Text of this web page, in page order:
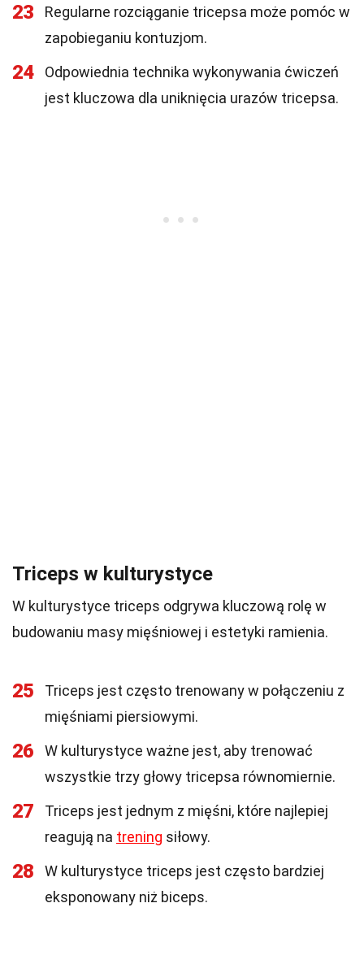
23
Regularne rozciąganie tricepsa może pomóc w
zapobieganiu kontuzjom.
24
Odpowiednia technika wykonywania ćwiczeń
jest kluczowa dla uniknięcia urazów tricepsa.
Triceps w kulturystyce
W kulturystyce triceps odgrywa kluczową rolę w
budowaniu masy mięśniowej i estetyki ramienia.
25
Triceps jest często trenowany w połączeniu z
mięśniami piersiowymi.
26
W kulturystyce ważne jest, aby trenować
wszystkie trzy głowy tricepsa równomiernie.
27
Triceps jest jednym z mięśni, które najlepiej
reagują na trening siłowy.
28
W kulturystyce triceps jest często bardziej
eksponowany niż biceps.